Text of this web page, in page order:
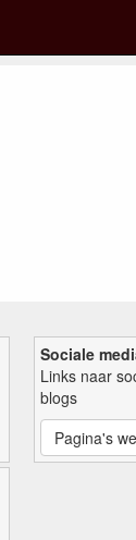
Sociale
Links naar
blogs
Pagina's